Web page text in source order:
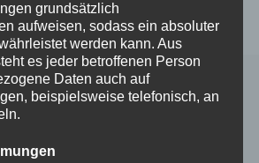
LABBECK
grundsätzlich
aufweisen, sodass ein absoluter
werden kann. Aus
es jeder betroffenen Person
Daten auch auf
beispielsweise telefonisch, an